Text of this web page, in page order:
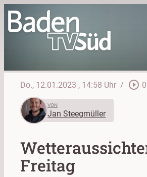
Do., 12.01.2023 , 14:58 Uhr / play_circle_outline
VON
Jan Steegmüller
Freitag